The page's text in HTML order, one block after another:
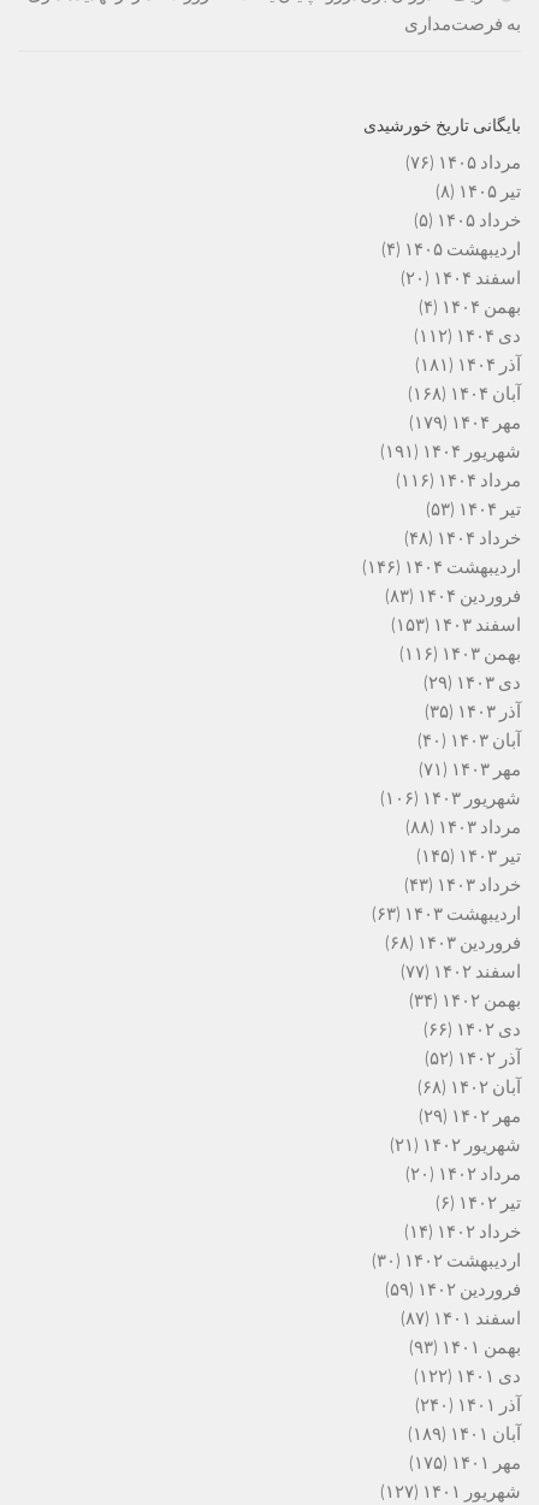
به فرصت‌مداری
بایگانی تاریخ خورشیدی
مرداد ۱۴۰۵
(۷۶)
تیر ۱۴۰۵
(۸)
خرداد ۱۴۰۵
(۵)
اردیبهشت ۱۴۰۵
(۴)
اسفند ۱۴۰۴
(۲۰)
بهمن ۱۴۰۴
(۴)
دی ۱۴۰۴
(۱۱۲)
آذر ۱۴۰۴
(۱۸۱)
آبان ۱۴۰۴
(۱۶۸)
مهر ۱۴۰۴
(۱۷۹)
شهریور ۱۴۰۴
(۱۹۱)
مرداد ۱۴۰۴
(۱۱۶)
تیر ۱۴۰۴
(۵۳)
خرداد ۱۴۰۴
(۴۸)
اردیبهشت ۱۴۰۴
(۱۴۶)
فروردین ۱۴۰۴
(۸۳)
اسفند ۱۴۰۳
(۱۵۳)
بهمن ۱۴۰۳
(۱۱۶)
دی ۱۴۰۳
(۲۹)
آذر ۱۴۰۳
(۳۵)
آبان ۱۴۰۳
(۴۰)
مهر ۱۴۰۳
(۷۱)
شهریور ۱۴۰۳
(۱۰۶)
مرداد ۱۴۰۳
(۸۸)
تیر ۱۴۰۳
(۱۴۵)
خرداد ۱۴۰۳
(۴۳)
اردیبهشت ۱۴۰۳
(۶۳)
فروردین ۱۴۰۳
(۶۸)
اسفند ۱۴۰۲
(۷۷)
بهمن ۱۴۰۲
(۳۴)
دی ۱۴۰۲
(۶۶)
آذر ۱۴۰۲
(۵۲)
آبان ۱۴۰۲
(۶۸)
مهر ۱۴۰۲
(۲۹)
شهریور ۱۴۰۲
(۲۱)
مرداد ۱۴۰۲
(۲۰)
تیر ۱۴۰۲
(۶)
خرداد ۱۴۰۲
(۱۴)
اردیبهشت ۱۴۰۲
(۳۰)
فروردین ۱۴۰۲
(۵۹)
اسفند ۱۴۰۱
(۸۷)
بهمن ۱۴۰۱
(۹۳)
دی ۱۴۰۱
(۱۲۲)
آذر ۱۴۰۱
(۲۴۰)
آبان ۱۴۰۱
(۱۸۹)
مهر ۱۴۰۱
(۱۷۵)
شهریور ۱۴۰۱
(۱۲۷)